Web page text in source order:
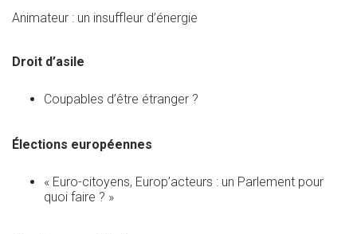
Animateur : un insuffleur d’énergie
Droit d’asile
Coupables d’être étranger ?
Élections européennes
« Euro-citoyens, Europ’acteurs : un Parlement pour
quoi faire ? »